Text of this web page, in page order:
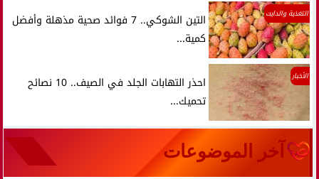
التغذية والدايت
التين الشوكي.. 7 فوائد صحية مذهلة وأفضل
كمية...
الأخبار
احذر التهابات الجلد في الصيف.. 10 نصائح
تحميك...
آخر الموضوعات